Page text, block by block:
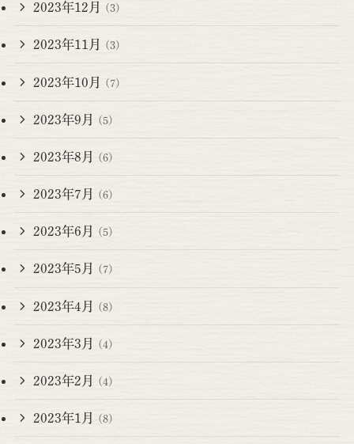
2023年12月 (3)
2023年11月 (3)
2023年10月 (7)
2023年9月 (5)
2023年8月 (6)
2023年7月 (6)
2023年6月 (5)
2023年5月 (7)
2023年4月 (8)
2023年3月 (4)
2023年2月 (4)
2023年1月 (8)